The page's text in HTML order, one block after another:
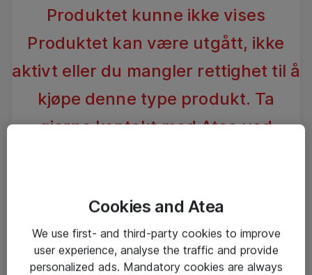
Produktet kunne ikke vises
Produktet kan være utgått, ikke
aktivt eller du mangler rettighet til å
kjøpe denne type produkt. Ta
gjerne kontakt med Atea ved
Cookies and Atea
We use first- and third-party cookies to improve
user experience, analyse the traffic and provide
personalized ads. Mandatory cookies are always